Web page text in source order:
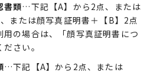
書類…下記【A】から2点、または
または顔写真証明書＋【B】2点
の場合は、「顔写真証明書につ
さい。
…下記【A】から2点、または